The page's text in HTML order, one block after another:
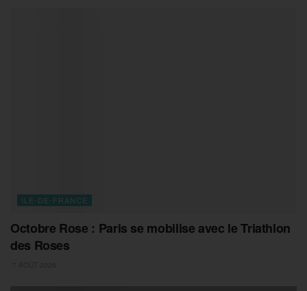
ILE-DE-FRANCE
Octobre Rose : Paris se mobilise avec le Triathlon
des Roses